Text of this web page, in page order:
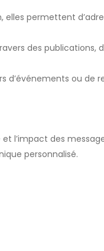
permettent
des
ou de
des
personnalisé.